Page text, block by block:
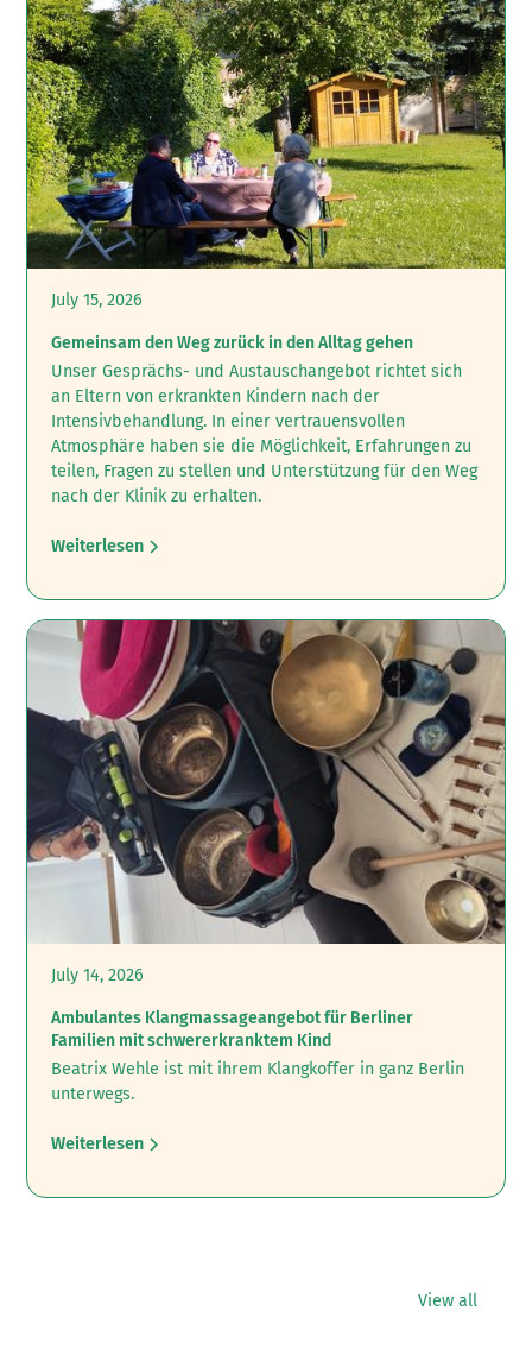
July 15, 2026
Gemeinsam den Weg zurück in den Alltag gehen
Unser Gesprächs- und Austauschangebot richtet sich
an Eltern von erkrankten Kindern nach der
Intensivbehandlung.‍ In einer vertrauensvollen
Atmosphäre haben sie die Möglichkeit, Erfahrungen zu
teilen, Fragen zu stellen und Unterstützung für den Weg
nach der Klinik zu erhalten.
Weiterlesen
July 14, 2026
Ambulantes Klangmassageangebot für Berliner
Familien mit schwererkranktem Kind
Beatrix Wehle ist mit ihrem Klangkoffer in ganz Berlin
unterwegs.
Weiterlesen
View all